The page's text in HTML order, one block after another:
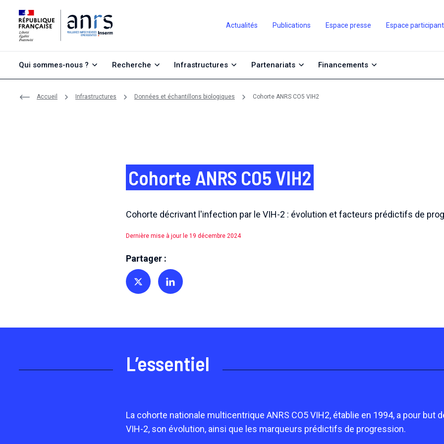
Actualités Publications Espace presse Espace
Qui sommes-nous ? Recherche Infrastructures Partenariats Financements
Accueil Infrastructures Données et échantillons biologiques Cohorte ANRS CO5 VIH2
Cohorte ANRS CO5 VIH2
Cohorte décrivant l'infection par le VIH-2 : évolution et facteurs prédictifs de
Dernière mise à jour le 19 décembre 2024
Partager :
Partager sur TwitterPartager sur Linkedin
L’essentiel
La cohorte nationale multicentrique ANRS CO5 VIH2, établie en 1994, a pour but
VIH-2, son évolution, ainsi que les marqueurs prédictifs de progression.